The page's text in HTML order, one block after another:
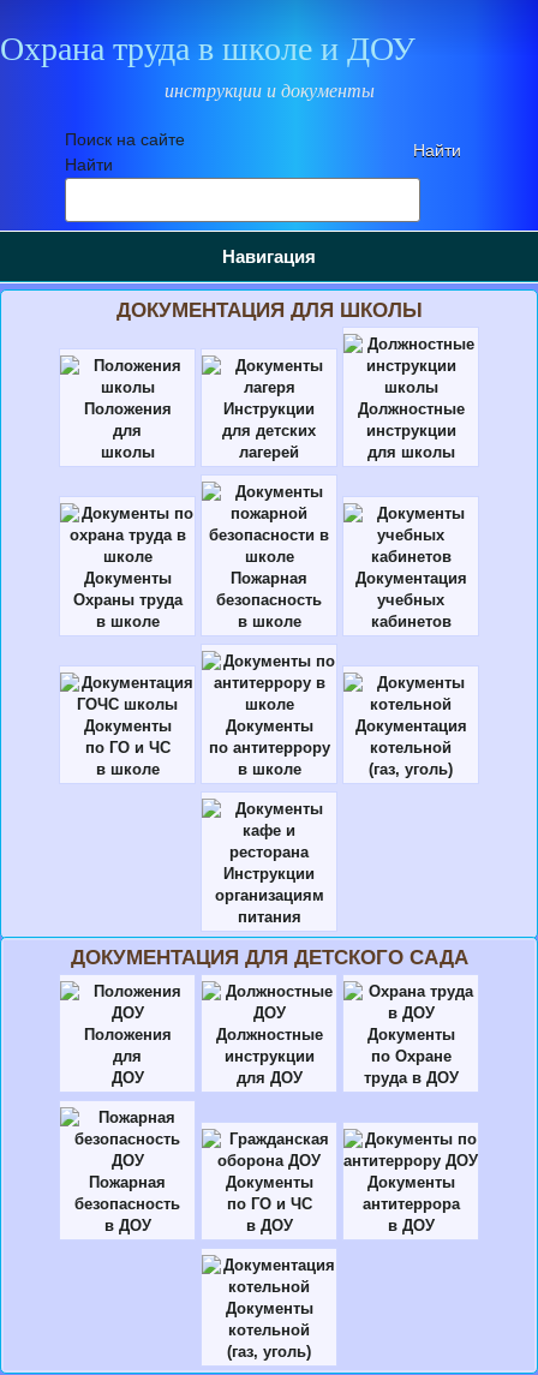
Охрана труда в школе и ДОУ
инструкции и документы
Поиск на сайте
Найти
Навигация
ДОКУМЕНТАЦИЯ ДЛЯ ШКОЛЫ
Положения
для
школы
Инструкции
для детских
лагерей
Должностные
инструкции
для школы
Документы
Охраны труда
в школе
Пожарная
безопасность
в школе
Документация
учебных
кабинетов
Документы
по ГО и ЧС
в школе
Документы
по антитеррору
в школе
Документация
котельной
(газ, уголь)
Инструкции
организациям
питания
ДОКУМЕНТАЦИЯ ДЛЯ ДЕТСКОГО САДА
Положения
для
ДОУ
Должностные
инструкции
для ДОУ
Документы
по Охране
труда в ДОУ
Пожарная
безопасность
в ДОУ
Документы
по ГО и ЧС
в ДОУ
Документы
антитеррора
в ДОУ
Документы
котельной
(газ, уголь)